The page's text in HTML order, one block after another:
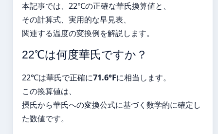
本記事では、22℃の正確な華氏換算値と、
その計算式、実用的な早見表、
関連する温度の変換例を解説します。
22℃は何度華氏ですか？
22℃は華氏で正確に71.6°Fに相当します。
この換算値は、
摂氏から華氏への変換公式に基づく数学的に確定し
た数値です。